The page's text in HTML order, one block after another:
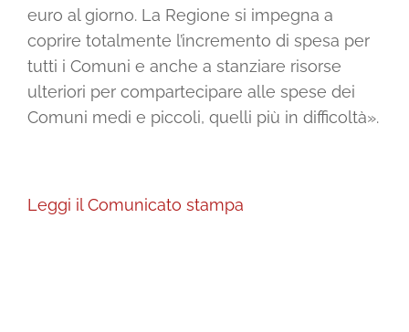
euro al giorno. La Regione si impegna a
coprire totalmente l’incremento di spesa per
tutti i Comuni e anche a stanziare risorse
ulteriori per compartecipare alle spese dei
Comuni medi e piccoli, quelli più in difficoltà».
Leggi il Comunicato stampa